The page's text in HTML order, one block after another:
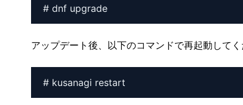
# dnf upgrade
アップデート後、以下のコマンドで再起動してく
# kusanagi restart